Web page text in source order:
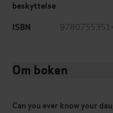
beskyttelse
ISBN
Om boken
Can you ever know your